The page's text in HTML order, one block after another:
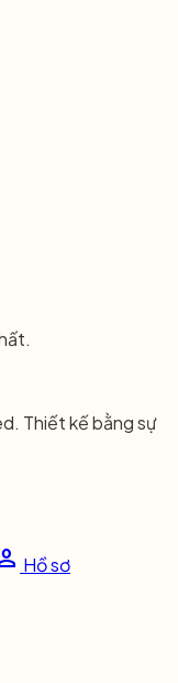
Thiết kế bằng sự
Hồ sơ